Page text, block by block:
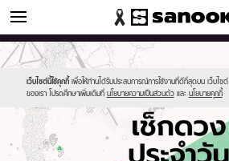
ดูดวง
เว็บไซต์นี้ใช้คุกกี้ เพื่อให้ท่านได้รับประสบการณ์การใช้งานที่ดีที่สุดบน เว็บไซต์
ของเรา โปรดศึกษาเพิ่มเติมที่ นโยบายความเป็นส่วนตัว และ นโยบายคุกกี้
Sanook
//s.isanook.com/sr/0/images/logo-
new-
sanook.png
600
60
//s.isanook.com/ho/0/ud/fxd/day/daily-
horoscope-
wednesday.jpg